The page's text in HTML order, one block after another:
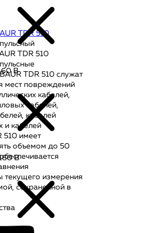
TDR 510
TDR 510
TDR 510 служат
мест повреждений
кабелей,
кабелей,
кабелей
и кабелей
510 имеет
объемом до 50
текущего измерения
сохраненной в
В
В